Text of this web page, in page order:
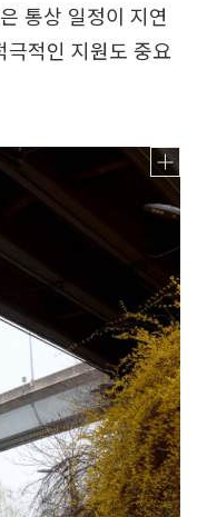
통상 일정이 지연
극적인 지원도 중요